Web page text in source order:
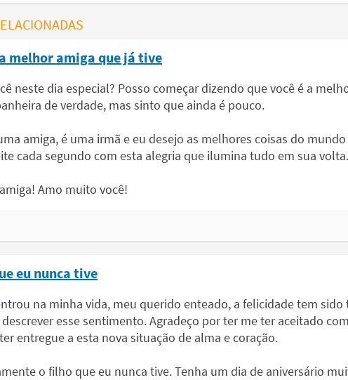
melhor amiga que já tive
neste dia especial? Posso começar dizendo que você é a
de verdade, mas sinto que ainda é pouco.
amiga, é uma irmã e eu desejo as melhores coisas do
cada segundo com esta alegria que ilumina tudo em sua volta.
Amo muito você!
eu nunca tive
na minha vida, meu querido enteado, a felicidade tem sido
esse sentimento. Agradeço por ter me ter aceitado
entregue a esta nova situação de alma e coração.
o filho que eu nunca tive. Tenha um dia de aniversário